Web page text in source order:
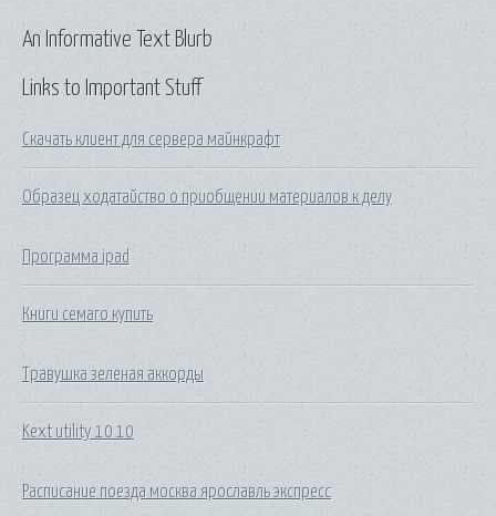
Links to Important Stuff
Скачать клиент для сервера майнкрафт
Образец ходатайство о приобщении материалов к делу
Программа ipad
Книги семаго купить
Травушка зеленая аккорды
Kext utility 10 10
Расписание поезда москва ярославль экспресс
An Informative Text Blurb